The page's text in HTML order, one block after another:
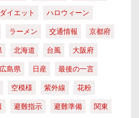
ダイエット
ハロウィーン
ラーメン 交通情報
京都府
北海道 台風
大阪府
広島県 日産
最後の一言
空模様 紫外線
花粉
避難指示 避難準備
関東